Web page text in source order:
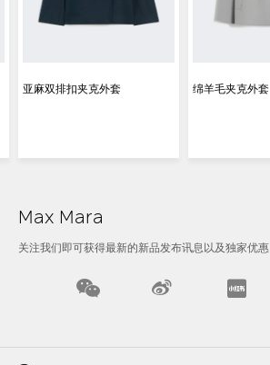
亚麻双排扣夹克外套 绵羊毛夹克外套
Max Mara
关注我们即可获得最新的新品发布讯息以及独家优惠